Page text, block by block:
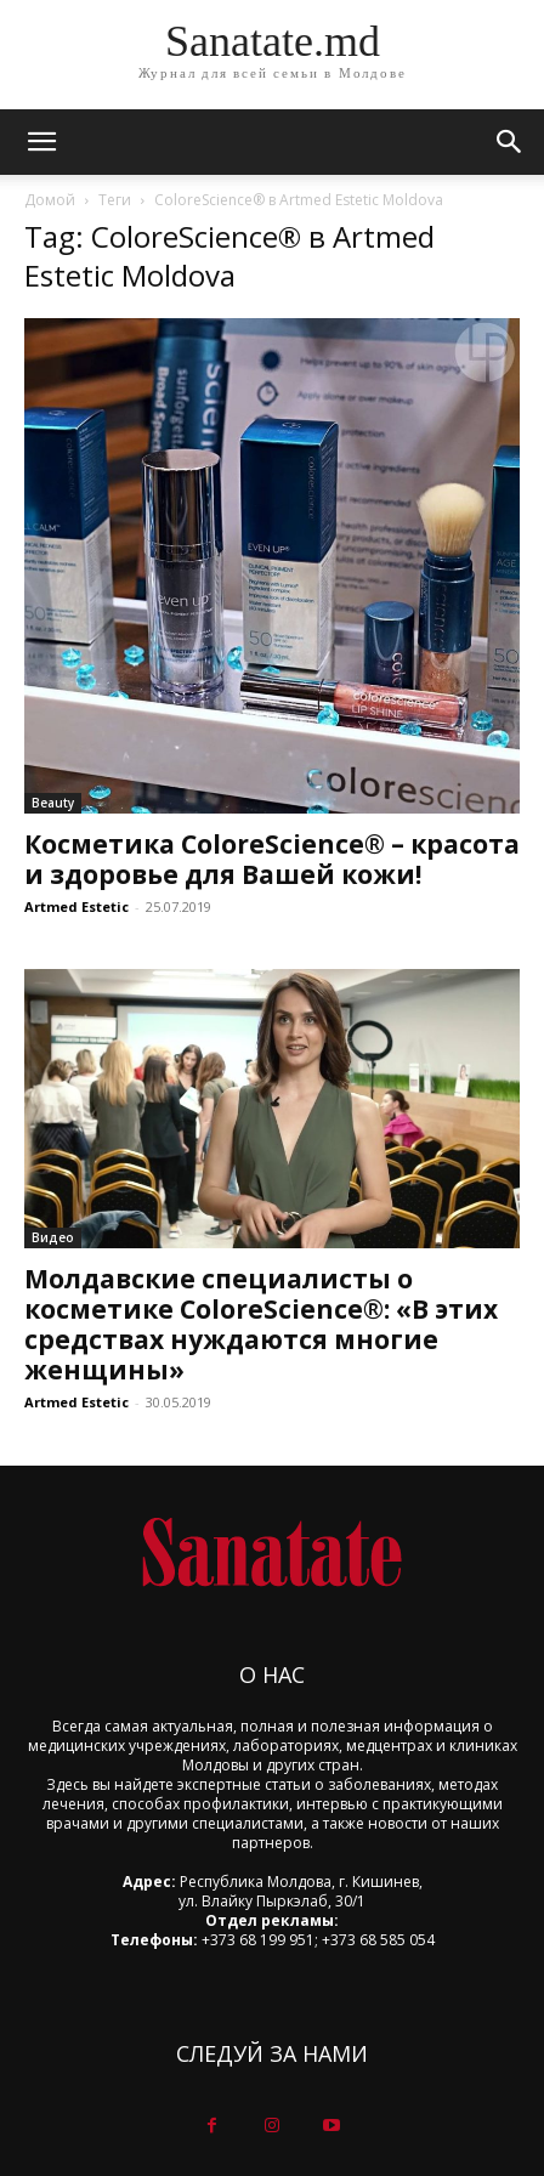
Sanatate.md
Журнал для всей семьи в Молдове
Домой Теги ColoreScience® в Artmed Estetic Moldova
Tag: ColoreScience® в Artmed
Estetic Moldova
Beauty
Косметика ColoreScience® – красота
и здоровье для Вашей кожи!
Artmed Estetic - 25.07.2019
Видео
Молдавские специалисты о
косметике ColoreScience®: «В этих
средствах нуждаются многие
женщины»
Artmed Estetic - 30.05.2019
О НАС
Всегда самая актуальная, полная и полезная информация о
медицинских учреждениях, лабораториях, медцентрах и клиниках
Молдовы и других стран.
Здесь вы найдете экспертные статьи о заболеваниях, методах
лечения, способах профилактики, интервью с практикующими
врачами и другими специалистами, а также новости от наших
партнеров.
Адрес: Республика Молдова, г. Кишинев,
ул. Влайку Пыркэлаб, 30/1
Отдел рекламы:
Телефоны: +373 68 199 951; +373 68 585 054
СЛЕДУЙ ЗА НАМИ